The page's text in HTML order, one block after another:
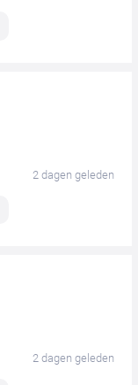
2 dagen geleden
2 dagen geleden